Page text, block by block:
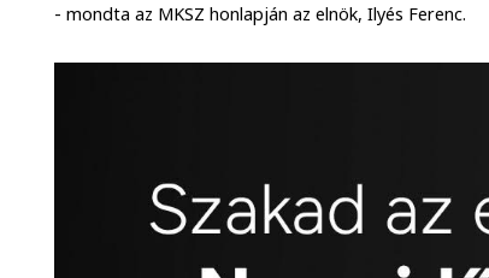
- mondta az MKSZ honlapján az elnök, Ilyés Ferenc.